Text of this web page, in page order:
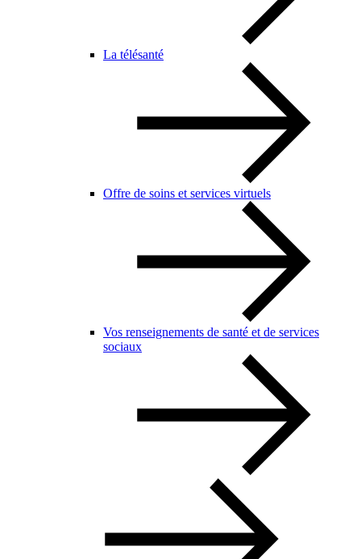
La télésanté
Offre de soins et services virtuels
Vos renseignements de santé et de services
sociaux